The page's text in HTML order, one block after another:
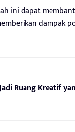
ini dapat
dampak
Ruang Kreatif